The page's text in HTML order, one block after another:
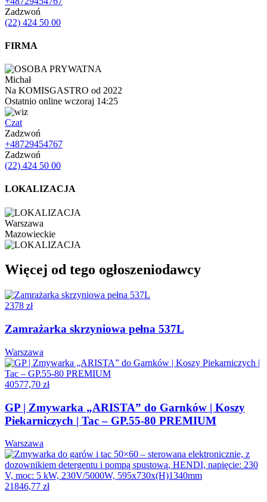
Zadzwoń
(22) 424 50 00
FIRMA
Michał
Na KOMISGASTRO od 2022
Ostatnio online wczoraj 14:25
Czat
Zadzwoń
+48729454767
Zadzwoń
(22) 424 50 00
LOKALIZACJA
Warszawa
Mazowieckie
Więcej od tego ogłoszeniodawcy
2378 zł
Zamrażarka skrzyniowa pełna 537L
Warszawa
40577,70 zł
GP | Zmywarka „ARISTA” do Garnków | Koszy
Piekarniczych | Tac – GP.55-80 PREMIUM
Warszawa
21846,77 zł